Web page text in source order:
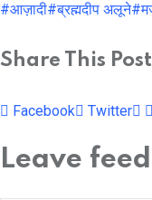
#आज़ादी#ब्रह्मदीप अलूने
Share This
Facebook Twitter
Leave